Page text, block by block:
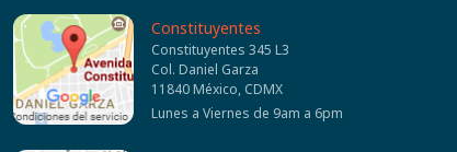
Constituyentes
Constituyentes 345 L3
Col. Daniel Garza
11840 México, CDMX
Lunes a Viernes de 9am a 6pm